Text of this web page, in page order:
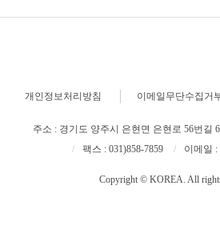
개인정보처리방침 이메일무단수집거
주소 : 경기도 양주시 은현면 은현로 56번길
팩스 : 031)858-7859
이메일 :
Copyright © KOREA. All